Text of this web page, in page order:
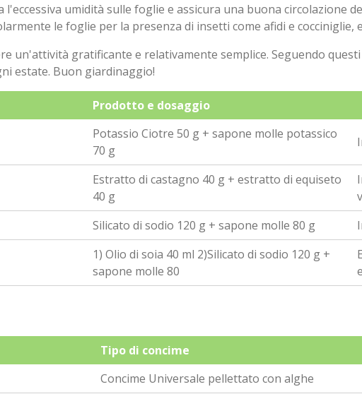
umidità sulle foglie e assicura una buona circolazione
le foglie per la presenza di insetti come afidi e
un'attività gratificante e relativamente semplice. Seguendo
estate. Buon giardinaggio!
Prodotto e dosaggio
Potassio Ciotre 50 g + sapone molle potassico
70 g
Estratto di castagno 40 g + estratto di equiseto
40 g
Silicato di sodio 120 g + sapone molle 80 g
1) Olio di soia 40 ml 2)Silicato di sodio 120 g +
sapone molle 80
Tipo di concime
Concime Universale pellettato con alghe